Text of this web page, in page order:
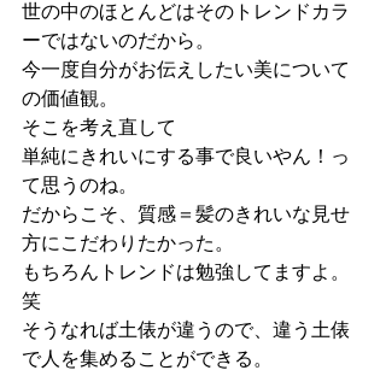
世の中のほとんどはそのトレンドカラ
ーではないのだから。
今一度自分がお伝えしたい美について
の価値観。
そこを考え直して
単純にきれいにする事で良いやん！っ
て思うのね。
だからこそ、質感＝髪のきれいな見せ
方にこだわりたかった。
もちろんトレンドは勉強してますよ。
笑
そうなれば土俵が違うので、違う土俵
で人を集めることができる。